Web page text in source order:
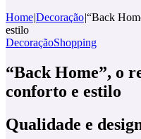
Home|Decoração|“Back
estilo
DecoraçãoShopping
“Back Home”, o
conforto e estilo
Qualidade e